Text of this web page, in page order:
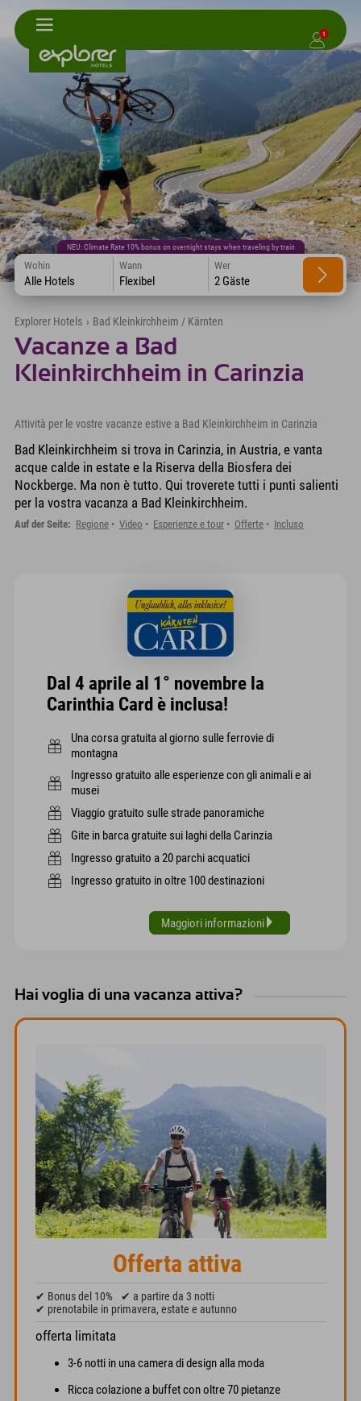
1
NEU: Climate Rate 10% bonus on overnight stays when traveling by train
Wohin
Alle Hotels
Wann
Flexibel
Wer
2 Gäste
Explorer Hotels › Bad Kleinkirchheim / Kärnten
Vacanze a Bad
Kleinkirchheim in Carinzia
Attività per le vostre vacanze estive a Bad Kleinkirchheim in Carinzia
Bad Kleinkirchheim si trova in Carinzia, in Austria, e vanta
acque calde in estate e la Riserva della Biosfera dei
Nockberge. Ma non è tutto. Qui troverete tutti i punti salienti
per la vostra vacanza a Bad Kleinkirchheim.
Auf der Seite: Regione Video Esperienze e tour Offerte Incluso
Dal 4 aprile al 1° novembre la
Carinthia Card è inclusa!
Una corsa gratuita al giorno sulle ferrovie di
montagna
Ingresso gratuito alle esperienze con gli animali e ai
musei
Viaggio gratuito sulle strade panoramiche
Gite in barca gratuite sui laghi della Carinzia
Ingresso gratuito a 20 parchi acquatici
Ingresso gratuito in oltre 100 destinazioni
Maggiori informazioni
Hai voglia di una vacanza attiva?
Offerta attiva
✔ Bonus del 10%
✔ a partire da 3 notti
✔ prenotabile in primavera, estate e autunno
offerta limitata
3-6 notti in una camera di design alla moda
Ricca colazione a buffet con oltre 70 pietanze